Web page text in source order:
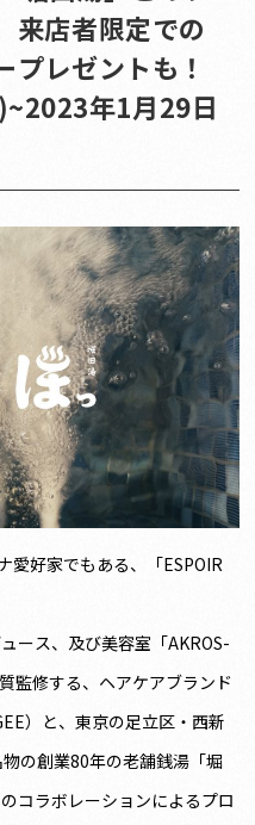
来店者限定での
プレゼントも！
年1月29日
愛好家でもある、「ESPOIR
ース、及び美容室「AKROS-
監修する、ヘアケアブランド
）と、東京の足立区・西新
の創業80年の老舗銭湯「堀
コラボレーションによるプロ